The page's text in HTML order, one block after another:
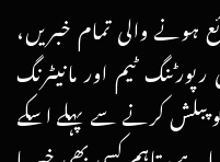
ہونے والی تمام خبریں،
ٹیم اور مانیٹرنگ
کرنے سے پہلے اسکے